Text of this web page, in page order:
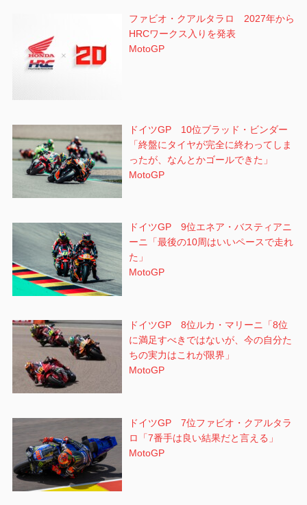
ファビオ・クアルタラロ 2027年から
HRCワークス入りを発表
MotoGP
ドイツGP 10位ブラッド・ビンダー
「終盤にタイヤが完全に終わってしま
ったが、なんとかゴールできた」
MotoGP
ドイツGP 9位エネア・バスティアニ
ーニ「最後の10周はいいペースで走れ
た」
MotoGP
ドイツGP 8位ルカ・マリーニ「8位
に満足すべきではないが、今の自分た
ちの実力はこれが限界」
MotoGP
ドイツGP 7位ファビオ・クアルタラ
ロ「7番手は良い結果だと言える」
MotoGP